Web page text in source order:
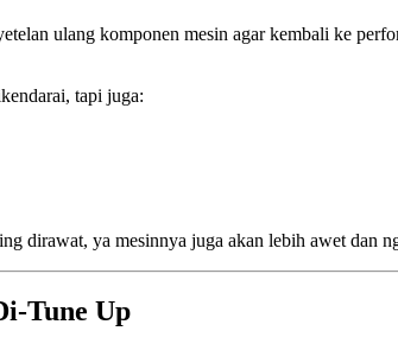
ulang komponen mesin agar kembali ke
tapi juga:
dirawat, ya mesinnya juga akan lebih awet dan
Tune Up